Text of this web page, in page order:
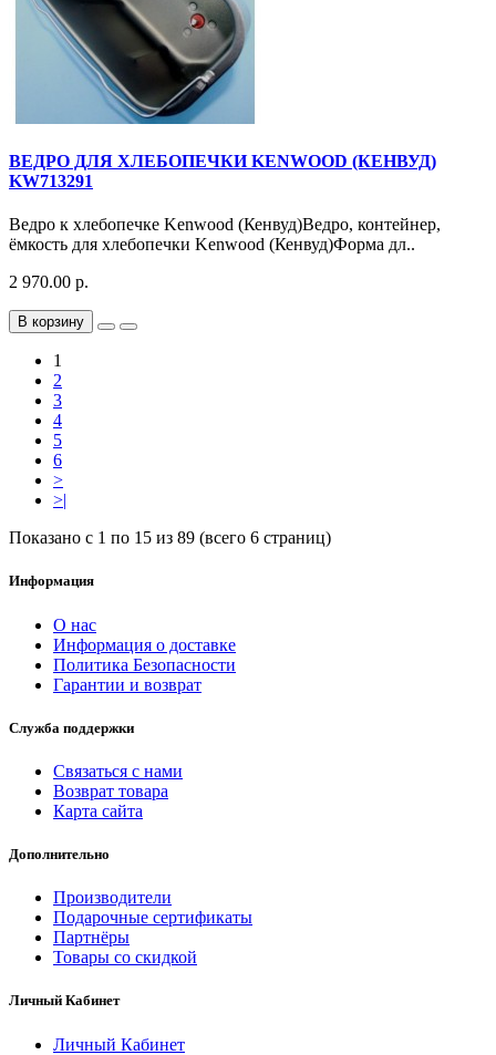
ВЕДРО ДЛЯ ХЛЕБОПЕЧКИ KENWOOD (КЕНВУД)
KW713291
Ведро к хлебопечке Kenwood (Кенвуд)Ведро, контейнер,
ёмкость для хлебопечки Kenwood (Кенвуд)Форма дл..
2 970.00 р.
В корзину
1
2
3
4
5
6
>
>|
Показано с 1 по 15 из 89 (всего 6 страниц)
Информация
О нас
Информация о доставке
Политика Безопасности
Гарантии и возврат
Служба поддержки
Связаться с нами
Возврат товара
Карта сайта
Дополнительно
Производители
Подарочные сертификаты
Партнёры
Товары со скидкой
Личный Кабинет
Личный Кабинет